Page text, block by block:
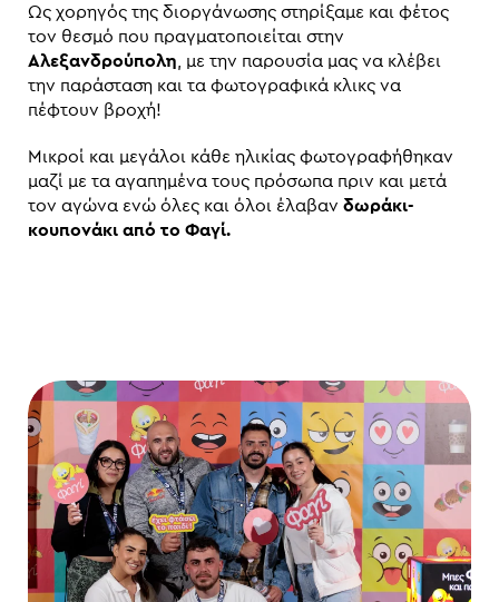
Ως χορηγός της διοργάνωσης στηρίξαμε και φέτος
τον θεσμό που πραγματοποιείται στην
Αλεξανδρούπολη , με την παρουσία μας να κλέβει
την παράσταση και τα φωτογραφικά κλικς να
πέφτουν βροχή!
Μικροί και μεγάλοι κάθε ηλικίας φωτογραφήθηκαν
μαζί με τα αγαπημένα τους πρόσωπα πριν και μετά
τον αγώνα ενώ όλες και όλοι έλαβαν δωράκι-
κουπονάκι από το Φαγί.